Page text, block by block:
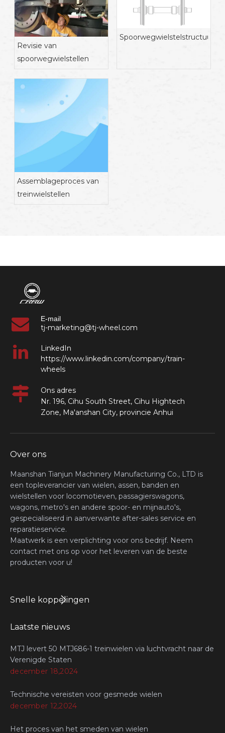
Revisie van
spoorwegwielstellen
Spoorwegwielstelstructuur
Assemblageproces van
treinwielstellen
E-mail
tj-marketing@tj-wheel.com
LinkedIn
https://www.linkedin.com/company/train-
wheels
Ons adres
Nr. 196, Cihu South Street, Cihu Hightech
Zone, Ma'anshan City, provincie Anhui
Over ons
Maanshan Tianjun Machinery Manufacturing Co., LTD is
een topleverancier van wielen, assen, banden en
wielstellen voor locomotieven, passagierswagons,
wagons, metro's en andere spoor- en mijnauto's,
gespecialiseerd in aanverwante after-sales service en
reparatieservice.
Maatwerk is een verplichting voor ons bedrijf. Neem
contact met ons op voor het leveren van de beste
producten voor u!
Snelle koppelingen
Laatste nieuws
MTJ levert 50 MTJ686-1 treinwielen via luchtvracht naar de
Verenigde Staten
december 18,2024
Technische vereisten voor gesmede wielen
december 12,2024
Het proces van het smeden van wielen